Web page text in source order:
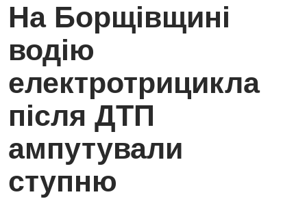
На Борщівщині
водію
електротрицикла
після ДТП
ампутували
ступню